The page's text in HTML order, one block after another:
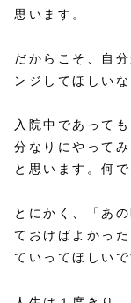
思います。
だからこそ、自
ンジしてほしい
入院中であって
分なりにやって
と思います。何
とにかく、「あ
ておけばよかっ
ていってほしいで